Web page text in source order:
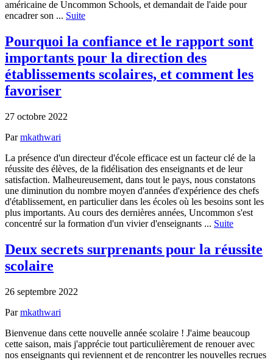
américaine de Uncommon Schools, et demandait de l'aide pour
encadrer son ... Suite
Pourquoi la confiance et le rapport sont
importants pour la direction des
établissements scolaires, et comment les
favoriser
27 octobre 2022
Parmkathwari
La présence d'un directeur d'école efficace est un facteur clé de la
réussite des élèves, de la fidélisation des enseignants et de leur
satisfaction. Malheureusement, dans tout le pays, nous constatons
une diminution du nombre moyen d'années d'expérience des chefs
d'établissement, en particulier dans les écoles où les besoins sont les
plus importants. Au cours des dernières années, Uncommon s'est
concentré sur la formation d'un vivier d'enseignants ... Suite
Deux secrets surprenants pour la réussite
scolaire
26 septembre 2022
Parmkathwari
Bienvenue dans cette nouvelle année scolaire ! J'aime beaucoup
cette saison, mais j'apprécie tout particulièrement de renouer avec
nos enseignants qui reviennent et de rencontrer les nouvelles recrues